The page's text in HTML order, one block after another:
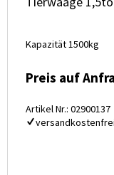
Kapazität 1500kg
Preis auf
Artikel Nr.: 02900137
versandkostenfrei